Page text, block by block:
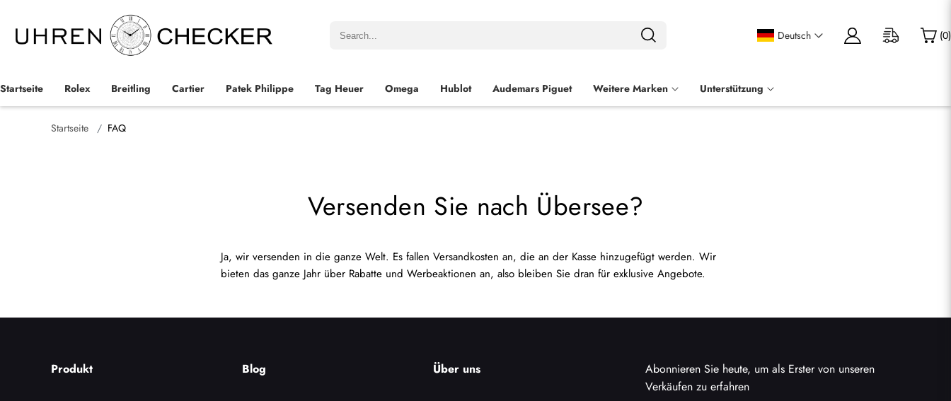
Deutsch (0)
Startseite Rolex Breitling Cartier Patek Philippe Tag Heuer Omega Hublot Audemars Piguet Weitere Marken Unterstützung
Startseite FAQ
Versenden Sie nach Übersee?
Ja, wir versenden in die ganze Welt. Es fallen Versandkosten an, die an der Kasse hinzugefügt werden. Wir
bieten das ganze Jahr über Rabatte und Werbeaktionen an, also bleiben Sie dran für exklusive Angebote.
Produkt Blog Über uns
Abonnieren Sie heute, um als Erster von unseren
Verkäufen zu erfahren